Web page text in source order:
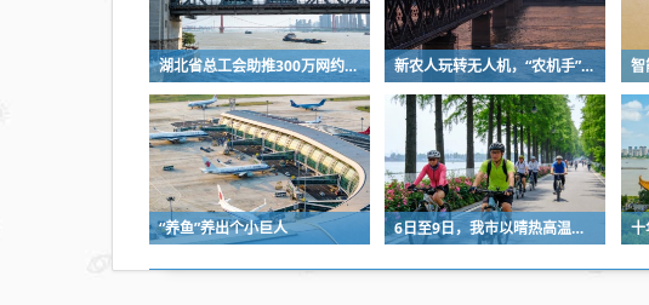
湖北省总工会助推300万网约车司机降佣金 新农人玩转无人机，“农机手”赛项最热门
“养鱼”养出个小巨人 6日至9日，我市以晴热高温天气为主